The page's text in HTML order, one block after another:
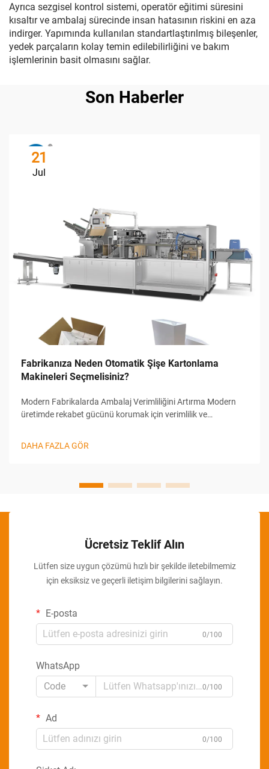
Ayrıca sezgisel kontrol sistemi, operatör eğitimi süresini
kısaltır ve ambalaj sürecinde insan hatasının riskini en aza
indirger. Yapımında kullanılan standartlaştırılmış bileşenler,
yedek parçaların kolay temin edilebilirliğini ve bakım
işlemlerinin basit olmasını sağlar.
Son Haberler
21
Jul
Fabrikanıza Neden Otomatik Şişe Kartonlama
Makineleri Seçmelisiniz?
Modern Fabrikalarda Ambalaj Verimliliğini Artırma Modern
üretimde rekabet gücünü korumak için verimlilik ve
plana çıktığı alanlardan biri, ambalaj sürecidir ve bu süreçte
DAHA FAZLA GÖR
Ücretsiz Teklif Alın
Lütfen size uygun çözümü hızlı bir şekilde iletebilmemiz
için eksiksiz ve geçerli iletişim bilgilerini sağlayın.
E-posta
0/100
WhatsApp
Code
0/100
Ad
0/100